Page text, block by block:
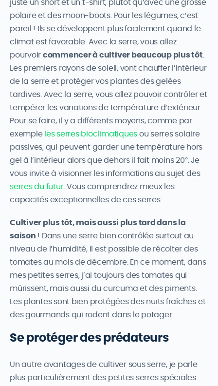
juste un short et un t-shirt, plutôt qu’avec une grosse
polaire et des moon-boots. Pour les légumes, c’est
pareil ! Ils se développent plus facilement quand le
climat est favorable. Avec la serre, vous allez
pourvoir commencer à cultiver beaucoup plus tôt
Les premiers rayons de soleil, vont chauffer l’intérieur
de la serre et protéger vos plantes des gelées
tardives. Avec la serre, vous allez pouvoir contrôler et
tempérer les variations de température d’extérieur.
Pour se faire, il y a différents moyens, comme par
exemple les serres bioclimatiques ou serres solaire
passives, qui peuvent garder une température hors
gel à l’intérieur alors que dehors il fait moins 20°. Je
vous invite à visionner les informations au sujet des
serres du futur. Vous comprendrez mieux les
capacités exceptionnelles de ces serres.
Cultiver plus tôt, mais aussi plus tard dans la
saison ! Dans une serre bien contrôlée surtout au
niveau de l’humidité, il est possible de récolter des
tomates au mois de décembre. En ce moment, dans
mes petites serres, j’ai toujours des tomates qui
mûrissent, mais aussi du curcuma et des piments.
Les plantes sont bien protégées des nuits fraîches et
des gourmands qui rodent dans le potager.
Se protéger des prédateurs
Un autre avantages de cultiver sous serre, je parle
plus particulièrement des petites serres spéciales